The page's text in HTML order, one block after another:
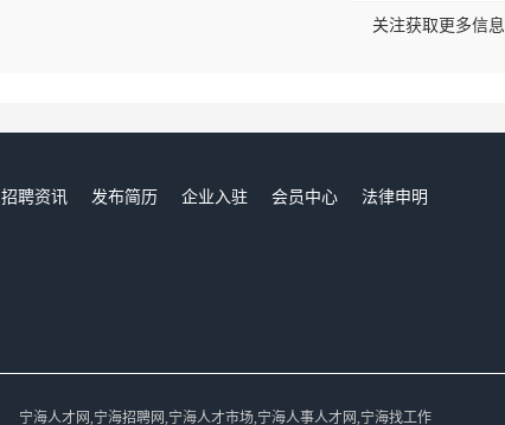
关注获取更多信息
招聘资讯 发布简历 企业入驻 会员中心
法律申明
宁海人才网,宁海招聘网,宁海人才市场,宁海人事人才网,宁海找工作